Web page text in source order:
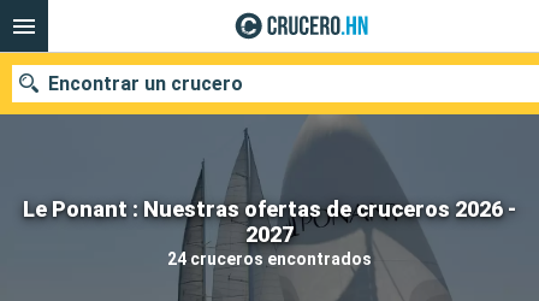
Le Ponant : Nuestras ofertas de cruceros 2026 -
2027
24 cruceros encontrados
Encontrar un crucero
Nuestros destinos
Fecha de salida